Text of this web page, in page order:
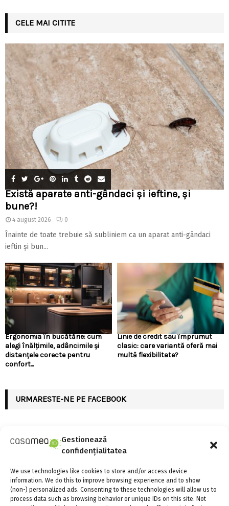
Gestionează
confidențialitatea
We use technologies like cookies to store and/or access device
information. We do this to improve browsing experience and to show
(non-) personalized ads. Consenting to these technologies will allow us to
process data such as browsing behavior or unique IDs on this site. Not
CELE MAI CITITE
Există aparate anti-gândaci și ieftine, și
bune?!
4 august 2026 0
Înainte de toate trebuie să subliniem ca un aparat anti-gândaci
ieftin și bun...
Ergonomia în bucătărie: cum
alegi înălțimile, adâncimile și
distanțele corecte pentru
confort...
Linie de credit sau împrumut
clasic: care variantă oferă mai
multă flexibilitate?
URMARESTE-NE PE FACEBOOK
Linie de credit sau împrumut clasic: care variantă
oferă mai multă flexibilitate?